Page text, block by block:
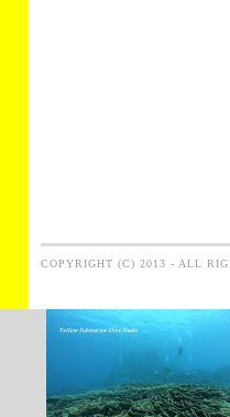
COPYRIGHT (C) 2013 - ALL